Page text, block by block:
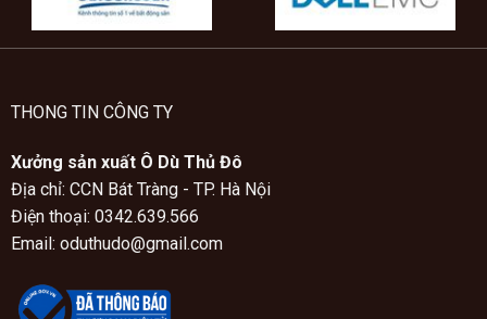
THONG TIN CÔNG TY
Xưởng sản xuất Ô Dù Thủ Đô
Địa chỉ: CCN Bát Tràng - TP. Hà Nội
Điện thoại: 0342.639.566
Email: oduthudo@gmail.com